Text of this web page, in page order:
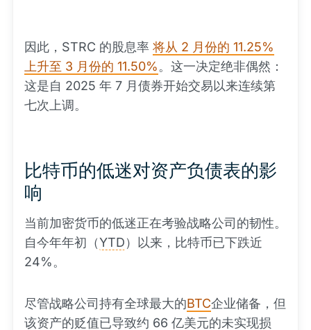
因此，STRC 的股息率 将从 2 月份的 11.25%
上升至 3 月份的 11.50%。这一决定绝非偶然：
这是自 2025 年 7 月债券开始交易以来连续第
七次上调。
比特币的低迷对资产负债表的影
响
当前加密货币的低迷正在考验战略公司的韧性。
自今年年初（YTD）以来，比特币已下跌近
24%。
尽管战略公司持有全球最大的BTC企业储备，但
该资产的贬值已导致约 66 亿美元的未实现损